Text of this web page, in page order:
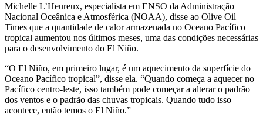
Michelle L’Heureux, especialista em ENSO da Administração
Nacional Oceânica e Atmosférica (NOAA), disse ao Olive Oil
Times que a quantidade de calor armazenada no Oceano Pacífico
tropical aumentou nos últimos meses, uma das condições necessárias
para o desenvolvimento do El Niño.
“O El Niño, em primeiro lugar, é um aquecimento da superfície do
Oceano Pacífico tropical”, disse ela. “Quando começa a aquecer no
Pacífico centro-leste, isso também pode começar a alterar o padrão
dos ventos e o padrão das chuvas tropicais. Quando tudo isso
acontece, então temos o El Niño.”